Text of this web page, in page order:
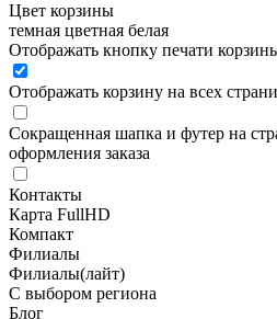
Цвет корзины
темная цветная белая
Отображать кнопку печати
Отображать корзину на всех
Сокращенная шапка и футер на
оформления заказа
Контакты
Карта FullHD
Компакт
Филиалы
Филиалы(лайт)
С выбором региона
Блог